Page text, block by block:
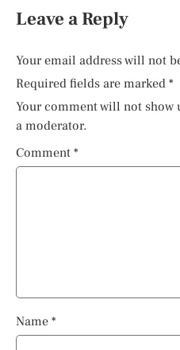
Leave a Reply
Your email address will not
Required fields are marked *
Your comment will not show
a moderator.
Comment *
Name *